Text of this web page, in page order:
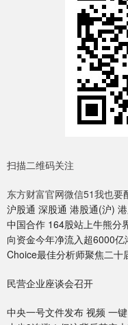
扫描二维码关注
东方财富官网微信51我也要
沪股通 深股通 港股通(沪)
中国合作 164股站上牛熊分
向资金今年净流入超6000
Choice最佳分析师聚焦二十
民营企业座谈会召开
中央一号文件发布 视频 一